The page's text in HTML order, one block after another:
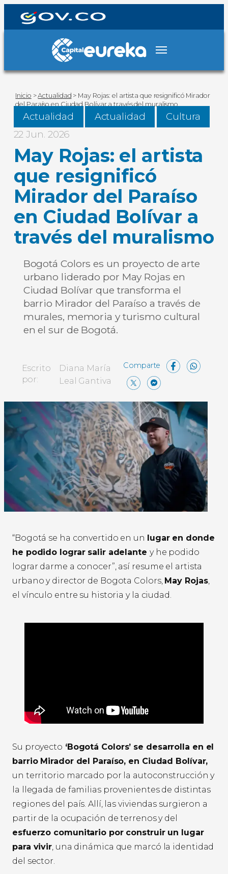
Inicio >Actualidad > May Rojas: el artista que resignificó Mirador
del Paraíso en Ciudad Bolívar a través del muralismo
Actualidad Actualidad
Cultura
22 Jun. 2026
May Rojas: el artista
que resignificó
Mirador del Paraíso
en Ciudad Bolívar a
través del muralismo
Bogotá Colors es un proyecto de arte
urbano liderado por May Rojas en
Ciudad Bolívar que transforma el
barrio Mirador del Paraíso a través de
murales, memoria y turismo cultural
en el sur de Bogotá.
Escrito
por:
Diana María
Leal Gantiva
X
“Bogotá se ha convertido en un
lugar en donde
he podido lograr salir adelante y he podido
lograr darme a conocer”, así resume el artista
urbano y director de Bogota Colors, May Rojas,
el vínculo entre su historia y la ciudad.
Su proyecto ‘Bogotá Colors’ se desarrolla en el
barrio Mirador del Paraíso, en Ciudad Bolívar,
un territorio marcado por la autoconstrucción y
la llegada de familias provenientes de distintas
regiones del país. Allí, las viviendas surgieron a
partir de la ocupación de terrenos y del
esfuerzo comunitario por construir un lugar
para vivir, una dinámica que marcó la identidad
del sector.